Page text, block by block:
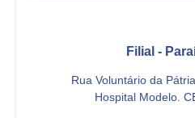
Filial -
Rua Voluntário da
Hospital Modelo.